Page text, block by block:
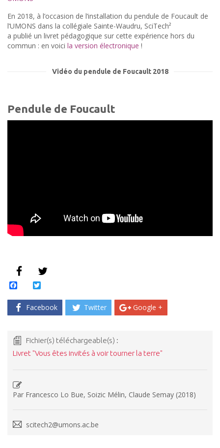
En 2018, à l’occasion de l’installation du pendule de Foucault de
l’UMONS dans la collégiale Sainte-Waudru, SciTech²
a publié un livret pédagogique sur cette expérience hors du
commun : en voici la version électronique !
Vidéo du pendule de Foucault 2018
Pendule de Foucault
Facebook
Facebook Twitter Google +
Fichier(s) téléchargeable(s) :
Livret "Vous êtes invités à voir tourner la terre"
Par Francesco Lo Bue, Soizic Mélin, Claude Semay (2018)
scitech2@umons.ac.be